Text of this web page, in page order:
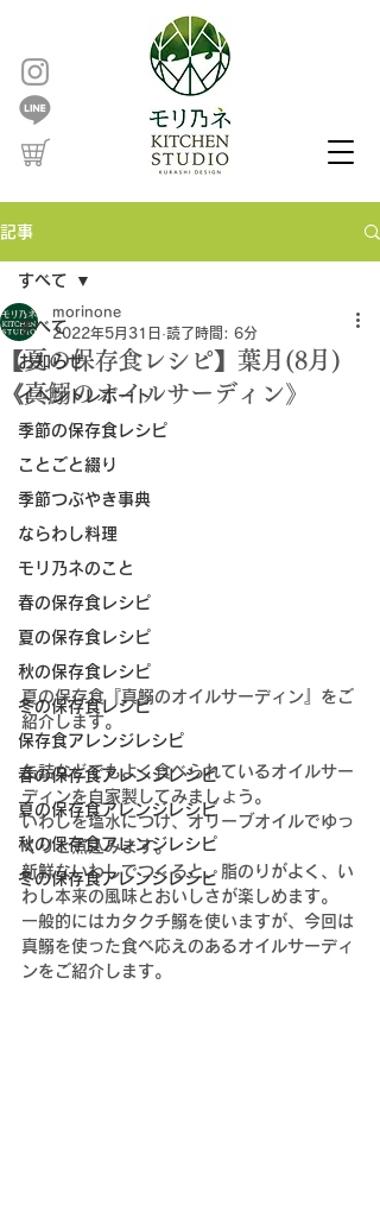
記事
すべて
お知らせ
イベントレポート
季節の保存食レシピ
ことごと綴り
季節つぶやき事典
ならわし料理
モリ乃ネのこと
春の保存食レシピ
夏の保存食レシピ
秋の保存食レシピ
冬の保存食レシピ
保存食アレンジレシピ
春の保存食アレンジレシピ
夏の保存食アレンジレシピ
秋の保存食アレンジレシピ
冬の保存食アレンジレシピ
すべて
【夏の保存食レシピ】葉月(8月)
《真鰯のオイルサーディン》
morinone
2022年5月31日 読了時間: 6分
夏の保存食『真鰯のオイルサーディン 』をご
紹介します。
缶詰などでもよく食べられているオイルサー
ディンを自家製してみましょう。
いわしを塩水につけ、オリーブオイルでゆっ
くりと煮込みます。
新鮮ないわしでつくると、脂のりがよく、い
わし本来の風味とおいしさが楽しめます。
一般的にはカタクチ鰯を使いますが、今回は
真鰯を使った食べ応えのあるオイルサーディ
ンをご紹介します。